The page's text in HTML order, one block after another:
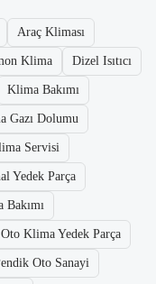
Araç Kliması
Klima Dizel Isıtıcı
Klima Bakımı
Gazı Dolumu
Servisi
Yedek Parça
Oto Klima Yedek Parça
Oto Sanayi